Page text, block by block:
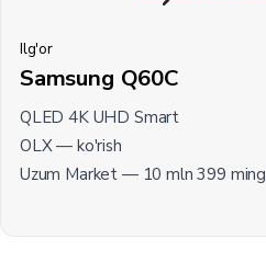
Ilg'or
Samsung Q60C
QLED 4K UHD Smart
OLX — ko'rish
Uzum Market — 10 mln 399 ming